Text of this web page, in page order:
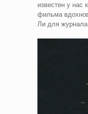
известен у нас
фильма
Ли для журнала